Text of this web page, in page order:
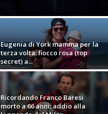
Eugenia di York mamma per la
terza volta: fiocco rosa (top
secret) a...
Ricordando Franco Baresi
morto a 66 anni: addio alla